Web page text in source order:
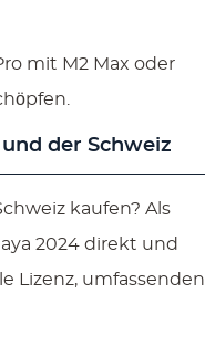
mit M2 Max oder
der Schweiz
kaufen? Als
2024 direkt und
Lizenz, umfassenden